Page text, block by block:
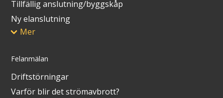
Tillfällig anslutning/byggskåp
Ny elanslutning
Mer
Felanmälan
Driftstörningar
Varför blir det strömavbrott?